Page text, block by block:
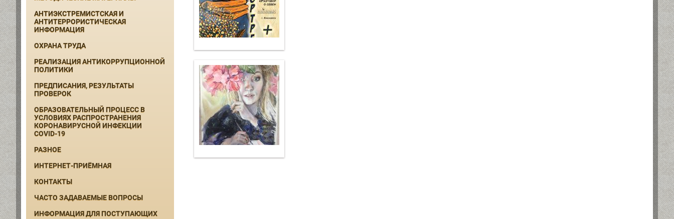
АНТИЭКСТРЕМИСТСКАЯ И
АНТИТЕРРОРИСТИЧЕСКАЯ
ИНФОРМАЦИЯ
ОХРАНА ТРУДА
РЕАЛИЗАЦИЯ АНТИКОРРУПЦИОННОЙ
ПОЛИТИКИ
ПРЕДПИСАНИЯ, РЕЗУЛЬТАТЫ
ПРОВЕРОК
ОБРАЗОВАТЕЛЬНЫЙ ПРОЦЕСС В
УСЛОВИЯХ РАСПРОСТРАНЕНИЯ
КОРОНАВИРУСНОЙ ИНФЕКЦИИ
COVID-19
РАЗНОЕ
ИНТЕРНЕТ-ПРИЁМНАЯ
КОНТАКТЫ
ЧАСТО ЗАДАВАЕМЫЕ ВОПРОСЫ
ИНФОРМАЦИЯ ДЛЯ ПОСТУПАЮЩИХ